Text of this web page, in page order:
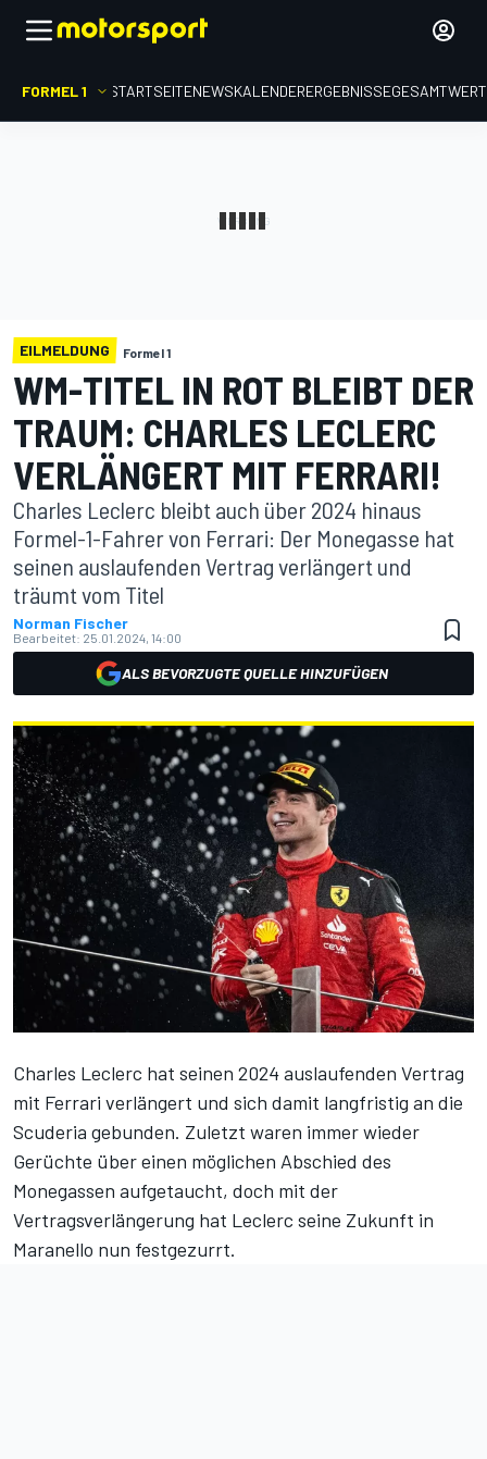
FORMEL 1 STARTSEITENEWSKALENDERERGEBNISSE
EILMELDUNG Formel 1
WM-TITEL IN ROT BLEIBT DER
TRAUM: CHARLES LECLERC
VERLÄNGERT MIT FERRARI!
Charles Leclerc bleibt auch über 2024 hinaus
Formel-1-Fahrer von Ferrari: Der Monegasse hat
seinen auslaufenden Vertrag verlängert und
träumt vom Titel
Norman Fischer
Bearbeitet: 25.01.2024, 14:00
ALS BEVORZUGTE QUELLE HINZUFÜGEN
Charles Leclerc hat seinen 2024 auslaufenden Vertrag
mit Ferrari verlängert und sich damit langfristig an die
Scuderia gebunden. Zuletzt waren immer wieder
Gerüchte über einen möglichen Abschied des
Monegassen aufgetaucht, doch mit der
Vertragsverlängerung hat Leclerc seine Zukunft in
Maranello nun festgezurrt.